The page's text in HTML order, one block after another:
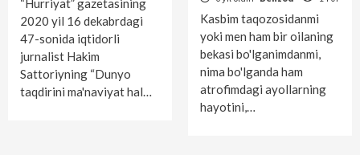
“Hurriyat” gazetasining
2020 yil 16 dekabrdagi
47-sonida iqtidorli
jurnalist Hakim
Sattoriyning “Dunyo
taqdirini ma'naviyat hal…
Kasbim taqozosidanmi
yoki men ham bir oilaning
bekasi bo'lganimdanmi,
nima bo'lganda ham
atrofimdagi ayollarning
hayotini,…